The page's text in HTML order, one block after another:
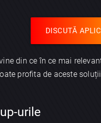
DISCUTĂ
din ce în ce mai
profita de aceste
urile